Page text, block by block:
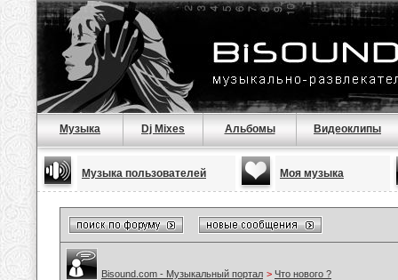
Музыка Dj Mixes Альбомы Видеоклипы
Музыка пользователей Моя музыка
Bisound.com - Музыкальный портал > Что нового ?